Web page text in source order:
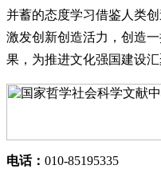
并蓄的态度学习借鉴人类
激发创新创造活力，创造
果，为推进文化强国建设汇
电话： 010-85195335